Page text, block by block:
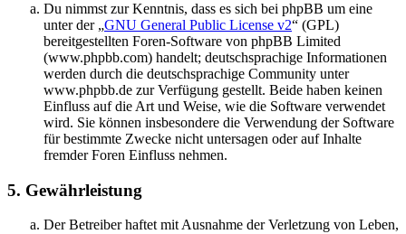
Du nimmst zur Kenntnis, dass es sich bei phpBB um eine
unter der „GNU General Public License v2“ (GPL)
bereitgestellten Foren-Software von phpBB Limited
(www.phpbb.com) handelt; deutschsprachige Informationen
werden durch die deutschsprachige Community unter
www.phpbb.de zur Verfügung gestellt. Beide haben keinen
Einfluss auf die Art und Weise, wie die Software verwendet
wird. Sie können insbesondere die Verwendung der Software
für bestimmte Zwecke nicht untersagen oder auf Inhalte
fremder Foren Einfluss nehmen.
5. Gewährleistung
Der Betreiber haftet mit Ausnahme der Verletzung von Leben,